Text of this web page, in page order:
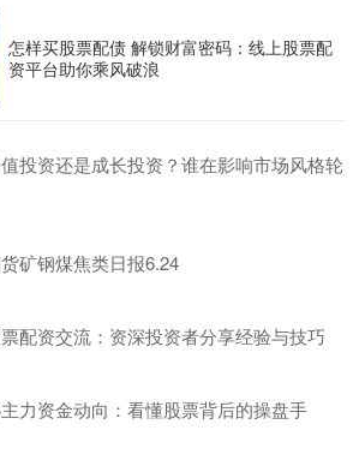
怎样买股票配债 解锁财富密码：线上股票配
资平台助你乘风破浪
投资还是成长投资？谁在影响市场风格轮
矿钢煤焦类日报6.24
配资交流：资深投资者分享经验与技巧
力资金动向：看懂股票背后的操盘手